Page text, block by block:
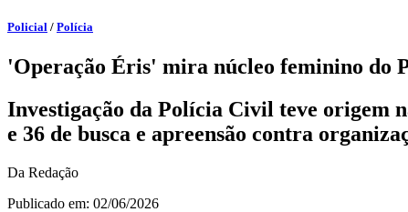
Policial / Polícia
'Operação Éris' mira núcleo feminino do
Investigação da Polícia Civil teve origem
e 36 de busca e apreensão contra
Da Redação
Publicado em: 02/06/2026